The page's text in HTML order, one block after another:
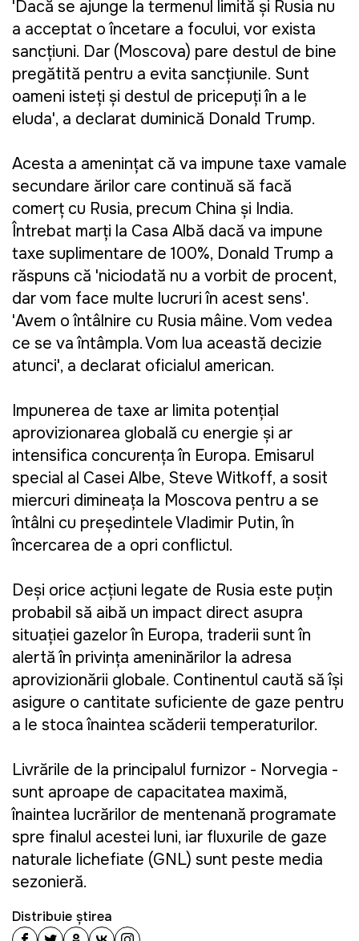
'Dacă se ajunge la termenul limită și Rusia nu
a acceptat o încetare a focului, vor exista
sancțiuni. Dar (Moscova) pare destul de bine
pregătită pentru a evita sancțiunile. Sunt
oameni isteți și destul de pricepuți în a le
eluda', a declarat duminică Donald Trump.
Acesta a amenințat că va impune taxe vamale
secundare țărilor care continuă să facă
comerț cu Rusia, precum China și India.
Întrebat marți la Casa Albă dacă va impune
taxe suplimentare de 100%, Donald Trump a
răspuns că 'niciodată nu a vorbit de procent,
dar vom face multe lucruri în acest sens'.
'Avem o întâlnire cu Rusia mâine. Vom vedea
ce se va întâmpla. Vom lua această decizie
atunci', a declarat oficialul american.
Impunerea de taxe ar limita potențial
aprovizionarea globală cu energie și ar
intensifica concurența în Europa. Emisarul
special al Casei Albe, Steve Witkoff, a sosit
miercuri dimineața la Moscova pentru a se
întâlni cu președintele Vladimir Putin, în
încercarea de a opri conflictul.
Deși orice acțiuni legate de Rusia este puțin
probabil să aibă un impact direct asupra
situației gazelor în Europa, traderii sunt în
alertă în privința amenințărilor la adresa
aprovizionării globale. Continentul caută să își
asigure o cantitate suficiente de gaze pentru
a le stoca înaintea scăderii temperaturilor.
Livrările de la principalul furnizor - Norvegia -
sunt aproape de capacitatea maximă,
înaintea lucrărilor de mentenanță programate
spre finalul acestei luni, iar fluxurile de gaze
naturale lichefiate (GNL) sunt peste media
sezonieră.
Distribuie știrea